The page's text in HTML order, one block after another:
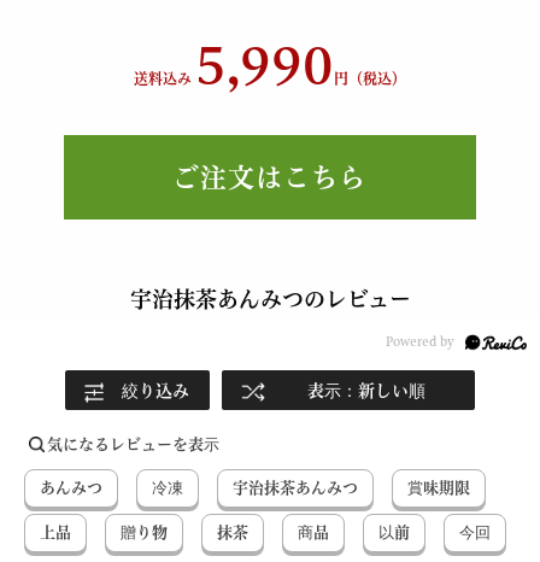
送料込み 5,990 円（税込）
ご注文はこちら
宇治抹茶あんみつのレビュー
絞り込み 表示：新しい順
気になるレビューを表示
あんみつ 冷凍 宇治抹茶あんみつ 賞味期限
上品 贈り物 抹茶 商品 以前 今回